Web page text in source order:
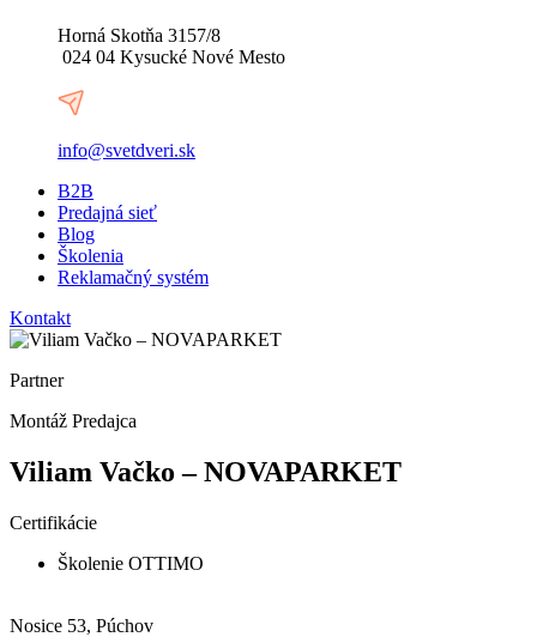
Horná Skotňa 3157/8
024 04 Kysucké Nové Mesto
info@svetdveri.sk
B2B
Predajná sieť
Blog
Školenia
Reklamačný systém
Kontakt
Partner
Montáž Predajca
Viliam Vačko – NOVAPARKET
Certifikácie
Školenie OTTIMO
Nosice 53, Púchov